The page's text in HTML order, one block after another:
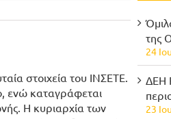
στοιχεία του ΙΝΣΕΤΕ.
ενώ καταγράφεται
Η κυριαρχία των
της
24
ΔΕΗ
23